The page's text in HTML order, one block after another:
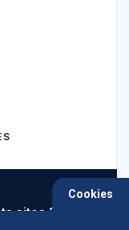
sites ?
Cookies